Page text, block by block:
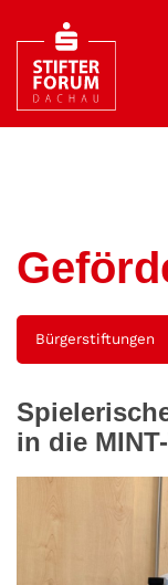
Bürgerstiftungen
in die